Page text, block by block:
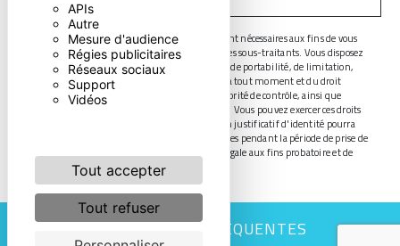
APIs
Autre
Mesure d'audience
Régies publicitaires
Réseaux sociaux
Support
Vidéos
Tout accepter
Tout refuser
** Les données personnelles communiquées sont nécessaires aux fins de vous
contacter. Elles sont destinées à l'entreprise et ses sous-traitants. Vous disposez
de droits d’accès, de rectification, d’effacement, de portabilité, de limitation,
d’opposition, de retrait de votre consentement à tout moment et du droit
d’introduire une réclamation auprès d’une autorité de contrôle, ainsi que
d’organiser le sort de vos données post-mortem. Vous pouvez exercer ces droits
par voie postale ou par courrier électronique. Un justificatif d'identité pourra
vous être demandé. Nous conservons vos données pendant la période de prise de
contact puis pendant la durée de prescription légale aux fins probatoire et de
gestion des contentieux.
RECHERCHES FRÉQUENTES